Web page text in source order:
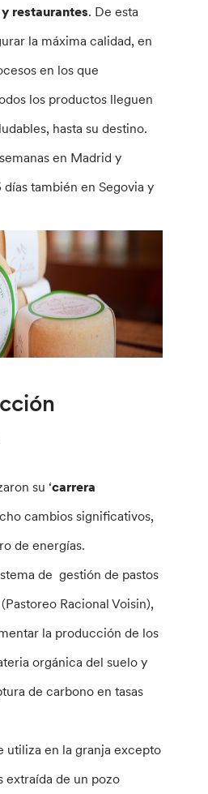
restaurantes. De esta
la máxima calidad, en
en los que
los productos lleguen
hasta su destino.
en Madrid y
días también en Segovia y
su ‘carrera
cambios significativos,
de energías.
de gestión de pastos
Racional Voisin),
la producción de los
orgánica del suelo y
de carbono en tasas
utiliza en la granja excepto
extraída de un pozo